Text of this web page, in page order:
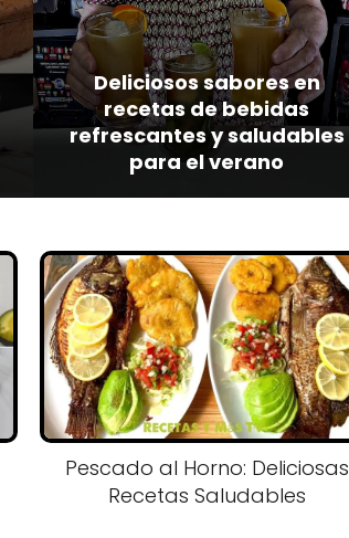
Deliciosos sabores en
recetas de bebidas
refrescantes y saludables
para el verano
Pescado al Horno: Deliciosas
Recetas Saludables